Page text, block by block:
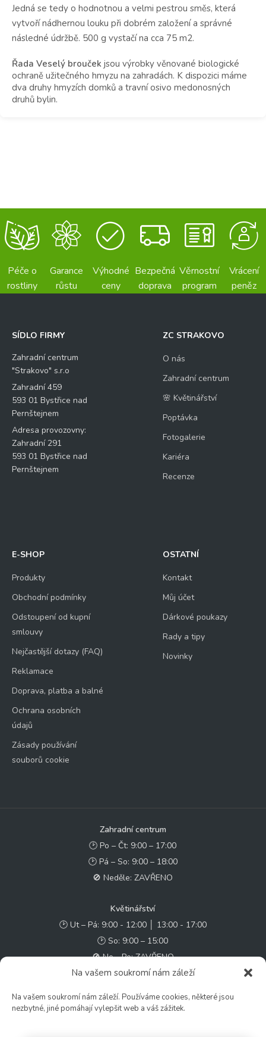
Na vašem soukromí nám záleží
Na vašem soukromí nám záleží. Používáme cookies, některé jsou
nezbytné, jiné pomáhají vylepšit web a váš zážitek.
Jedná se tedy o hodnotnou a velmi pestrou směs, která
vytvoří nádhernou louku při dobrém založení a správné
následné údržbě. 500 g vystačí na cca 75 m2.
Řada Veselý brouček jsou výrobky věnované biologické
ochraně užitečného hmyzu na zahradách. K dispozici máme
dva druhy hmyzích domků a travní osivo medonosných
druhů bylin.
Péče o
rostliny
Garance
růstu
Výhodné
ceny
Bezpečná
doprava
Věrnostní
program
Vrácení
peněz
SÍDLO FIRMY
Zahradní centrum
"Strakovo" s.r.o
Zahradní 459
593 01 Bystřice nad
Pernštejnem
Adresa provozovny:
Zahradní 291
593 01 Bystřice nad
Pernštejnem
ZC STRAKOVO
O nás
Zahradní centrum
🌸 Květinářství
Poptávka
Fotogalerie
Kariéra
Recenze
E-SHOP
Produkty
Obchodní podmínky
Odstoupení od kupní
smlouvy
Nejčastější dotazy (FAQ)
Reklamace
Doprava, platba a balné
Ochrana osobních
údajů
Zásady používání
souborů cookie
OSTATNÍ
Kontakt
Můj účet
Dárkové poukazy
Rady a tipy
Novinky
Zahradní centrum
🕑 Po – Čt: 9:00 – 17:00
🕑 Pá – So: 9:00 – 18:00
🚫 Neděle: ZAVŘENO
Květinářství
🕑 Ut – Pá: 9:00 - 12:00 │ 13:00 - 17:00
🕑 So: 9:00 – 15:00
🚫 Ne - Po: ZAVŘENO
✉️ e-shop@zcstrakovo.cz